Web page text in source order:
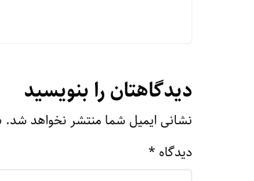
دیدگاهتان را بنویسید
نشانی ایمیل شما منتشر نخواهد شد.
دیدگاه *